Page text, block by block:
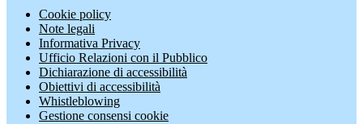
Cookie policy
Note legali
Informativa Privacy
Ufficio Relazioni con il Pubblico
Dichiarazione di accessibilità
Obiettivi di accessibilità
Whistleblowing
Gestione consensi cookie